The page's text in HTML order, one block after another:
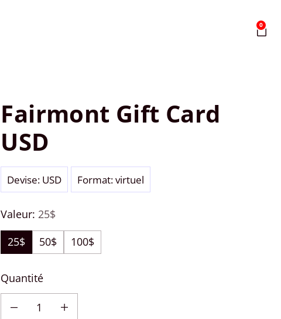
0
Fairmont Gift Card
USD
Devise: USD Format: virtuel
Valeur: 25$
25$
50$ 100$
Quantité
Réduire la quantité de Fairmont Gift Card USD
Augmenter la quantité de Fairmont Gift Card USD